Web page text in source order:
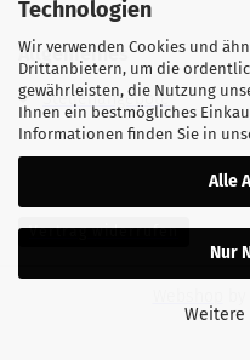
Technologien
Wir verwenden Cookies und
Drittanbietern, um die
gewährleisten, die Nutzung
Ihnen ein bestmögliches
Informationen finden Sie in
Alle
Nur
Allgemeines
Stellenangebote
Vertrag widerrufen